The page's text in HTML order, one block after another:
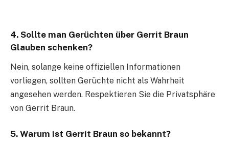
4. Sollte man Gerüchten über Gerrit Braun
Glauben schenken?
Nein, solange keine offiziellen Informationen
vorliegen, sollten Gerüchte nicht als Wahrheit
angesehen werden. Respektieren Sie die Privatsphäre
von Gerrit Braun.
5. Warum ist Gerrit Braun so bekannt?